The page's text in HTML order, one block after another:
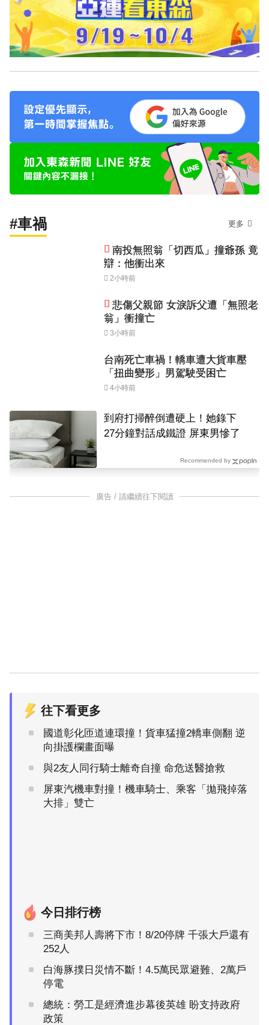
#車禍 更多
南投無照翁「切西瓜」撞爺孫 竟
辯：他衝出來
2小時前
悲傷父親節 女淚訴父遭「無照老
翁」衝撞亡
3小時前
台南死亡車禍！轎車遭大貨車壓
「扭曲變形」男駕駛受困亡
4小時前
到府打掃醉倒遭硬上！她錄下
27分鐘對話成鐵證 屏東男慘了
Recommended by
廣告 / 請繼續往下閱讀
往下看更多
國道彰化匝道連環撞！貨車猛撞2轎車側翻 逆
向掛護欄畫面曝
與2友人同行騎士離奇自撞 命危送醫搶救
屏東汽機車對撞！機車騎士、乘客「拋飛掉落
大排」雙亡
今日排行榜
三商美邦人壽將下市！8/20停牌 千張大戶還有
252人
白海豚撲日災情不斷！4.5萬民眾避難、2萬戶
停電
總統：勞工是經濟進步幕後英雄 盼支持政府
政策